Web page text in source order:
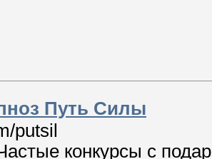
Путь Силы
putsil
конкурсы с